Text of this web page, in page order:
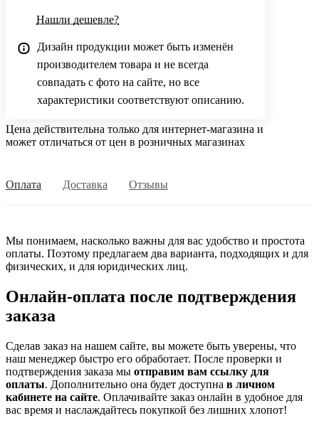
Нашли дешевле?
Дизайн продукции может быть изменён
производителем товара и не всегда
совпадать с фото на сайте, но все
характеристики соответствуют описанию.
Цена действительна только для интернет-магазина и
может отличаться от цен в розничных магазинах
Оплата Доставка Отзывы
Мы понимаем, насколько важны для вас удобство и простота
оплаты. Поэтому предлагаем два варианта, подходящих и для
физических, и для юридических лиц.
Онлайн-оплата после подтверждения
заказа
Сделав заказ на нашем сайте, вы можете быть уверены, что
наш менеджер быстро его обработает. После проверки и
подтверждения заказа мы отправим вам ссылку для
оплаты. Дополнительно она будет доступна в личном
кабинете на сайте. Оплачивайте заказ онлайн в удобное для
вас время и наслаждайтесь покупкой без лишних хлопот!